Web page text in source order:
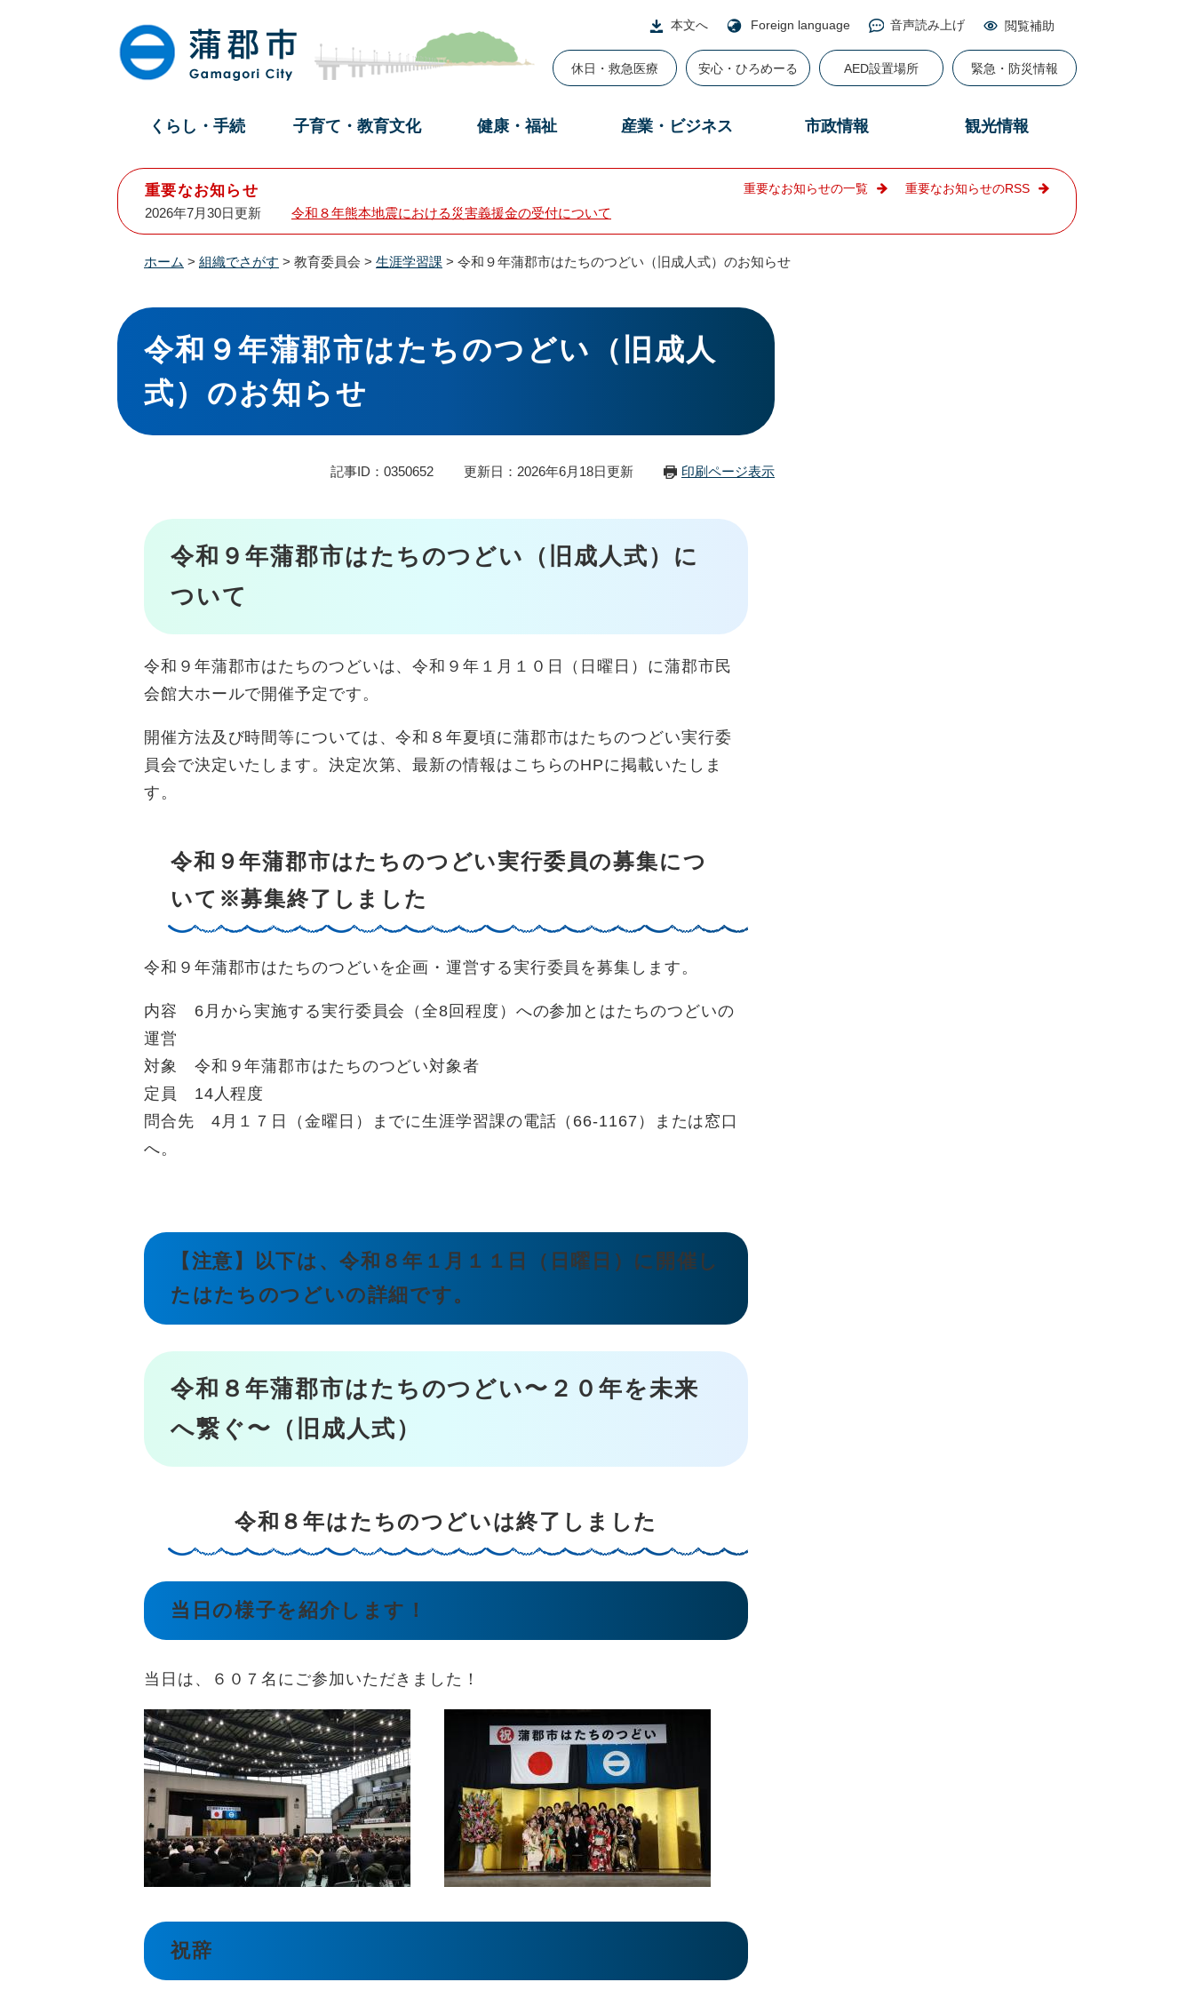
本文へ Foreign language 音声読み上げ 閲覧補助
休日・救急医療 安心・ひろめーる AED設置場所 緊急・防災情報
くらし・手続 子育て・教育文化 健康・福祉 産業・ビジネス 市政情報 観光情報
重要なお知らせ
2026年7月30日更新 令和８年熊本地震における災害義援金の受付について
重要なお知らせの一覧 重要なお知らせのRSS
ホーム > 組織でさがす > 教育委員会 > 生涯学習課 > 令和９年蒲郡市はたちのつどい（旧成人式）のお知らせ
本
文
令和９年蒲郡市はたちのつどい（旧成人
式）のお知らせ
記事ID：0350652 更新日：2026年6月18日更新 印刷ページ表示
令和９年蒲郡市はたちのつどい（旧成人式）に
ついて
令和９年蒲郡市はたちのつどいは、令和９年１月１０日（日曜日）に蒲郡市民
会館大ホールで開催予定です。
開催方法及び時間等については、令和８年夏頃に蒲郡市はたちのつどい実行委
員会で決定いたします。決定次第、最新の情報はこちらのHPに掲載いたしま
す。
令和９年蒲郡市はたちのつどい実行委員の募集につ
いて※募集終了しました
令和９年蒲郡市はたちのつどいを企画・運営する実行委員を募集します。
内容 6月から実施する実行委員会（全8回程度）への参加とはたちのつどいの
運営
対象 令和９年蒲郡市はたちのつどい対象者
定員 14人程度
問合先 4月１７日（金曜日）までに生涯学習課の電話（66-1167）または窓口
へ。
【注意】以下は、令和８年１月１１日（日曜日）に開催し
たはたちのつどいの詳細です。
令和８年蒲郡市はたちのつどい〜２０年を未来
へ繋ぐ〜（旧成人式）
令和８年はたちのつどいは終了しました
当日の様子を紹介します！
当日は、６０７名にご参加いただきました！
祝辞